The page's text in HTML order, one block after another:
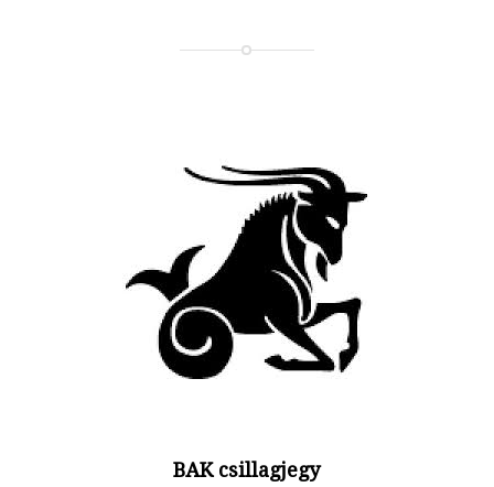
BAK csillagjegy